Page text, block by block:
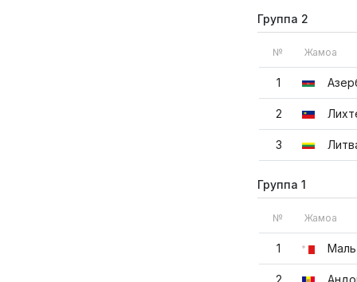
Группа 2
№ Жамоа
1
2
3
Группа 1
№ Жамоа
1
2